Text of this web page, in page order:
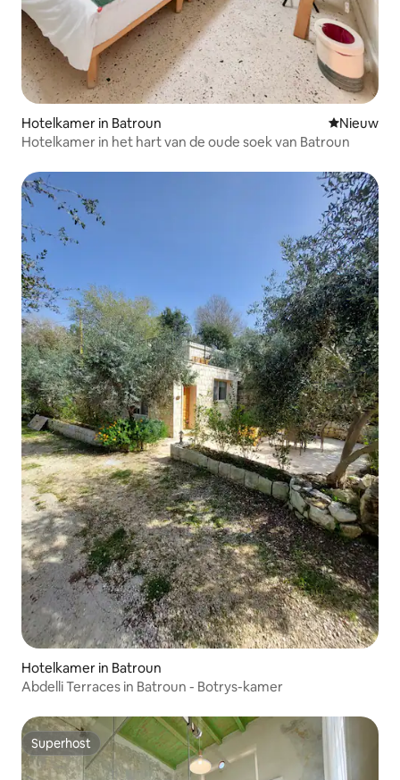
Hotelkamer in Batroun Nieuwe
Nieuw
Hotelkamer in het hart van de oude soek van Batroun
Hotelkamer in Batroun
Abdelli Terraces in Batroun - Botrys-kamer
Superhost
Superhost